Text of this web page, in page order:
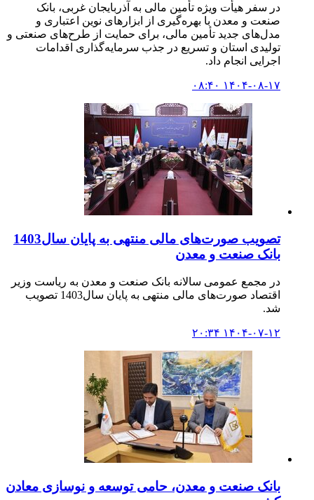
در سفر هیأت ویژه تأمین مالی به آذربایجان غربی، بانک
صنعت و معدن با بهره‌گیری از ابزارهای نوین اعتباری و
مدل‌های جدید تأمین مالی، برای حمایت از طرح‌های صنعتی و
تولیدی استان و تسریع در جذب سرمایه‌گذاری اقدامات
اجرایی انجام داد.
۱۴۰۴-۰۸-۱۷ ۰۸:۴۰
تصویب صورت‌های مالی منتهی به پایان سال1403
بانک صنعت و معدن
در مجمع عمومی سالانه بانک صنعت و معدن به ریاست وزیر
اقتصاد صورت‌های مالی منتهی به پایان سال1403 تصویب
شد.
۱۴۰۴-۰۷-۱۲ ۲۰:۳۴
بانک صنعت و معدن، حامی توسعه و نوسازی معادن